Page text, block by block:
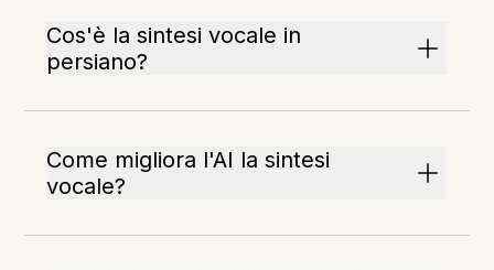
Cos'è la sintesi vocale in
persiano?
Come migliora l'AI la sintesi
vocale?